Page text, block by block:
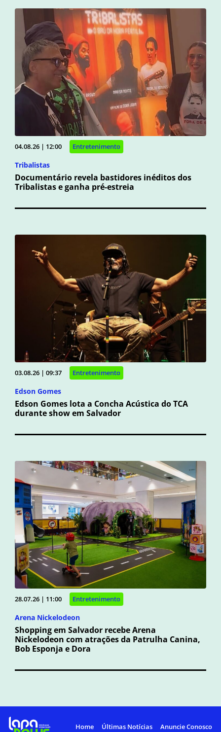
04.08.26 | 12:00 Entretenimento
Tribalistas
Documentário revela bastidores inéditos dos
Tribalistas e ganha pré-estreia
03.08.26 | 09:37 Entretenimento
Edson Gomes
Edson Gomes lota a Concha Acústica do TCA
durante show em Salvador
28.07.26 | 11:00 Entretenimento
Arena Nickelodeon
Shopping em Salvador recebe Arena
Nickelodeon com atrações da Patrulha Canina,
Bob Esponja e Dora
Home Últimas Notícias Anuncie Conosco